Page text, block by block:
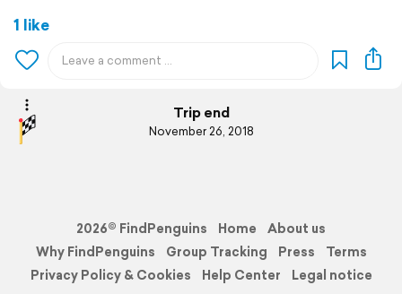
1 like
Trip end
November 26, 2018
2026© FindPenguins Home
About us
Why FindPenguins
Group Tracking Press
Terms
Privacy Policy & Cookies
Help Center Legal notice